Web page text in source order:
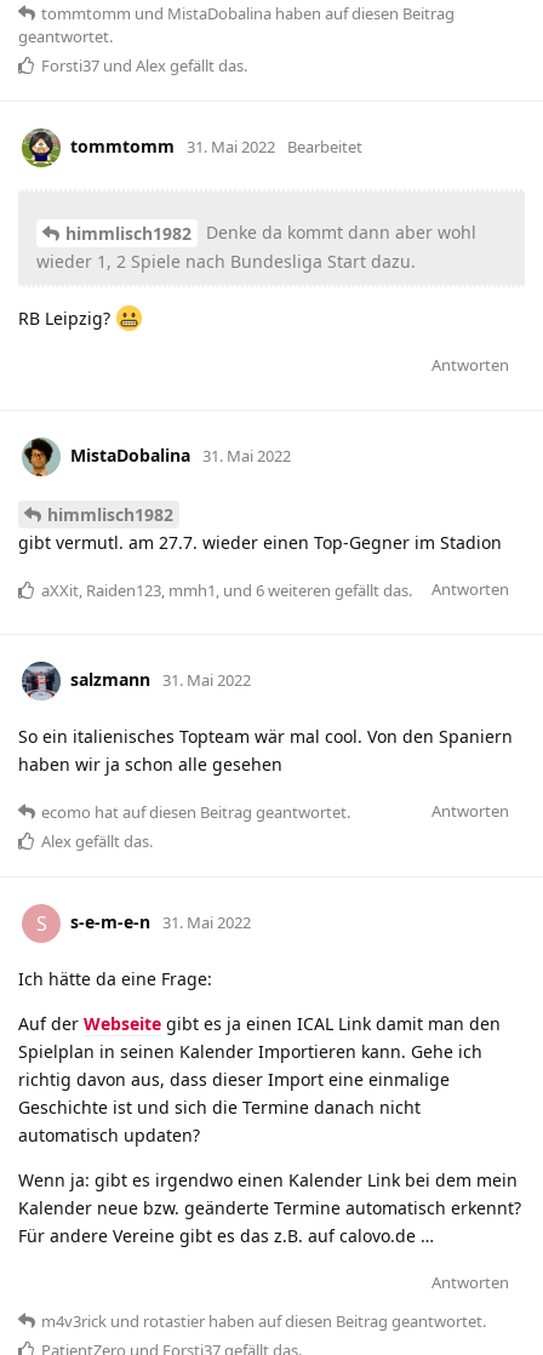
tommtomm und MistaDobalina haben auf diesen Beitrag
geantwortet.
Forsti37 und Alexgefällt das.
tommtomm 31. Mai 2022 Bearbeitet
himmlisch1982
Denke da kommt dann aber wohl
wieder 1, 2 Spiele nach Bundesliga Start dazu.
RB Leipzig?
Antworten
MistaDobalina 31. Mai 2022
himmlisch1982
gibt vermutl. am 27.7. wieder einen Top-Gegner im Stadion
Antworten
aXXit, Raiden123, mmh1, und 6weiteren gefällt das.
salzmann 31. Mai 2022
So ein italienisches Topteam wär mal cool. Von den Spaniern
haben wir ja schon alle gesehen
Antworten
ecomo hatauf diesen Beitrag geantwortet.
Alexgefällt das.
S s-e-m-e-n 31. Mai 2022
Ich hätte da eine Frage:
Auf der Webseite gibt es ja einen ICAL Link damit man den
Spielplan in seinen Kalender Importieren kann. Gehe ich
richtig davon aus, dass dieser Import eine einmalige
Geschichte ist und sich die Termine danach nicht
automatisch updaten?
Wenn ja: gibt es irgendwo einen Kalender Link bei dem mein
Kalender neue bzw. geänderte Termine automatisch erkennt?
Für andere Vereine gibt es das z.B. auf calovo.de …
Antworten
m4v3rick und rotastier haben auf diesen Beitrag geantwortet.
PatientZero und Forsti37gefällt das.